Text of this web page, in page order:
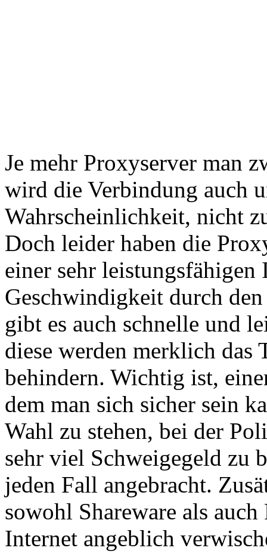
Je mehr Proxyserver man
wird die Verbindung auch
Wahrscheinlichkeit, nicht
Doch leider haben die
einer sehr
Geschwindigkeit durch
gibt es auch schnelle und
diese werden merklich das
behindern. Wichtig ist,
dem man sich sicher sein
Wahl zu stehen, bei der
sehr viel Schweigegeld zu
jeden Fall angebracht.
sowohl Shareware als
Internet angeblich